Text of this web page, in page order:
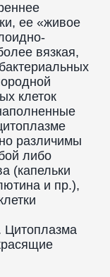
ее «живое
вязкая,
клеток
различимы
либо
(капельки
и пр.),
Цитоплазма